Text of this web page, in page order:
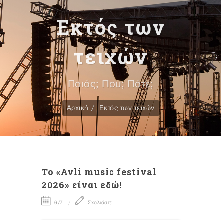
Εκτός των
τειχών
Ποιός; Που; Πότε;
Αρχική Εκτός των τειχών
To «Avli music festival
2026» είναι εδώ!
6/7 Σχολιάστε